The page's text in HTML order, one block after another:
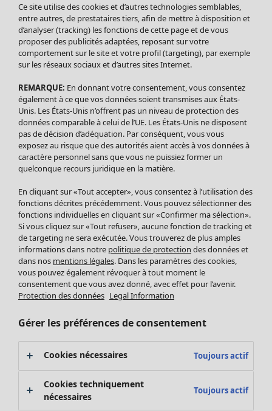
Soldes Vêtements
Tous les vêtements
Robes
Tuniques
Blouses
Tops
Gilets
Pantalon
Jupes
Leggings et collants
Accessoires
Chaussures
Vêtements de bain
Basics
Soldes Mobilier
Bonnes affaires déco
Décoration
Textiles
Tapis
Éponge
Ce site utilise des cookies et d’autres technologies semblables,
entre autres, de prestataires tiers, afin de mettre à disposition et
d’analyser (tracking) les fonctions de cette page et de vous
proposer des publicités adaptées, reposant sur votre
comportement sur le site et votre profil (targeting), par exemple
sur les réseaux sociaux et d’autres sites Internet.
REMARQUE: En donnant votre consentement, vous consentez
également à ce que vos données soient transmises aux États-
Unis. Les États-Unis n’offrent pas un niveau de protection des
données comparable à celui de l’UE. Les États-Unis ne disposent
pas de décision d’adéquation. Par conséquent, vous vous
exposez au risque que des autorités aient accès à vos données à
caractère personnel sans que vous ne puissiez former un
quelconque recours juridique en la matière.
En cliquant sur «Tout accepter», vous consentez à l’utilisation des
fonctions décrites précédemment. Vous pouvez sélectionner des
fonctions individuelles en cliquant sur «Confirmer ma sélection».
Si vous cliquez sur «Tout refuser», aucune fonction de tracking et
de targeting ne sera exécutée. Vous trouverez de plus amples
informations dans notre politique de protection des données et
dans nos mentions légales. Dans les paramètres des cookies,
vous pouvez également révoquer à tout moment le
consentement que vous avez donné, avec effet pour l’avenir.
Protection des données Legal Information
Gérer les préférences de consentement
Cookies nécessaires Toujours actif
Cookies techniquement
nécessaires
Toujours actif